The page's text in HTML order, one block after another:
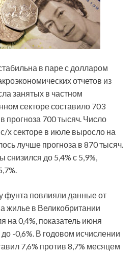
в паре с долларом
отчетов из
занятых в частном
секторе составило 703
прогноза 700 тысяч. Число
х секторе в июле выросло на
лучше прогноза в 870 тысяч.
снизился до 5,4% с 5,9%,
фунта повлияли данные от
жилье в Великобритании
на 0,4%, показатель июня
-0,6%. В годовом исчислении
7,6% против 8,7% месяцем